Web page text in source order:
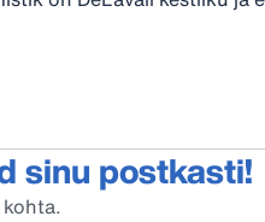
sinu postkasti!